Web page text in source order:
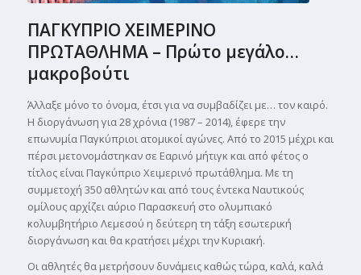
ΠΑΓΚΥΠΡΙΟ ΧΕΙΜΕΡΙΝΟ
ΠΡΩΤΑΘΛΗΜΑ – Πρώτο μεγάλο…
μακροβούτι
Άλλαξε μόνο το όνομα, έτσι για να συμβαδίζει με… τον καιρό.
Η διοργάνωση για 28 χρόνια (1987 – 2014), έφερε την
επωνυμία Παγκύπριοι ατομικοί αγώνες. Από το 2015 μέχρι και
πέρσι μετονομάστηκαν σε Εαρινό μήτιγκ και από φέτος ο
τίτλος είναι Παγκύπριο Χειμερινό πρωτάθλημα. Με τη
συμμετοχή 350 αθλητών και από τους έντεκα Ναυτικούς
ομίλους αρχίζει αύριο Παρασκευή στο ολυμπιακό
κολυμβητήριο Λεμεσού η δεύτερη τη τάξη εσωτερική
διοργάνωση και θα κρατήσει μέχρι την Κυριακή.
Οι αθλητές θα μετρήσουν δυνάμεις καθώς τώρα, καλά, καλά